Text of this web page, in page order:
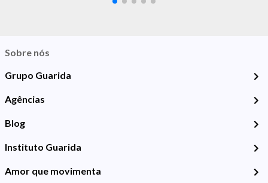
Sobre nós
Grupo Guarida
Agências
Blog
Instituto Guarida
Amor que movimenta